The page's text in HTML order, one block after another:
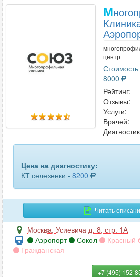
М
центр
8000
Рейтинг:
Отзывы:
Услуги:
Врачей:
Цена на диагностику:
КТ селезенки - 8200
Читать
Москва, Усиевича д. 8, стр. 1А
Аэропорт
Сокол
Красный
Гражданская
+7 (495) 152-